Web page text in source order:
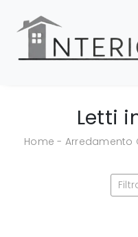
Letti
Home - Arredamento